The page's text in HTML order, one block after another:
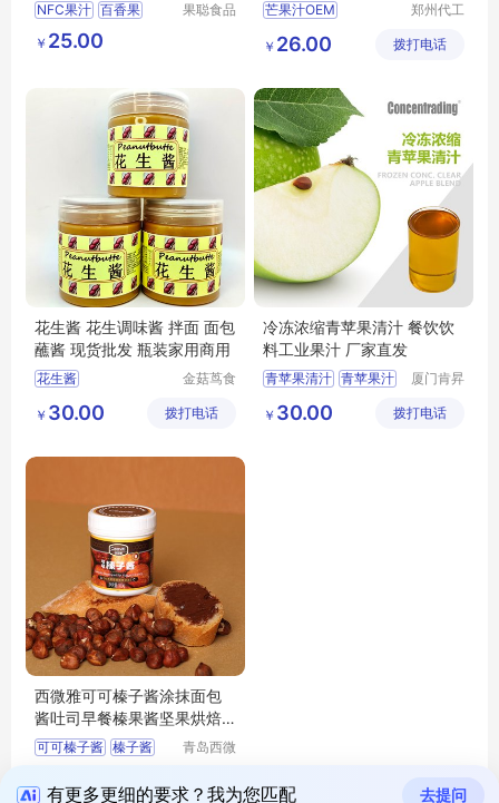
NFC果汁 百香果
饮品原料
无籽
果聪食品
￥ 25.00
芒果汁OEM
益生元果汁
果蔬饮料定制
郑州代工
技有限公
￥ 26.00 拨打电话
花生酱 花生调味酱 拌面 面包
蘸酱 现货批发 瓶装家用商用
花生酱
金菇茑食
有限责任
￥ 30.00 拨打电话
冷冻浓缩青苹果清汁 餐饮饮
料工业果汁 厂家直发
青苹果清汁 青苹果汁
厦门肯昇
限公司
￥ 30.00 拨打电话
西微雅可可榛子酱涂抹面包
酱吐司早餐榛果酱坚果烘焙
原料即食商用
可可榛子酱 榛子酱
青岛西微
限公司
￥ 23.00 拨打电话
有更多更细的要求？我为您匹配 去提问